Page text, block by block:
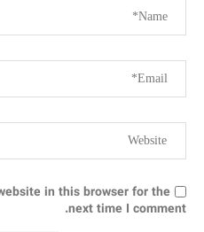
in this browser for the
next time I comment.